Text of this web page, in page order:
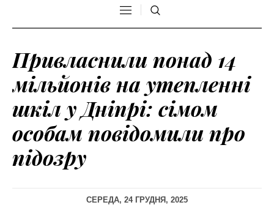
Привласнили понад 14
мільйонів на утепленні
шкіл у Дніпрі: сімом
особам повідомили про
підозру
СЕРЕДА, 24 ГРУДНЯ, 2025